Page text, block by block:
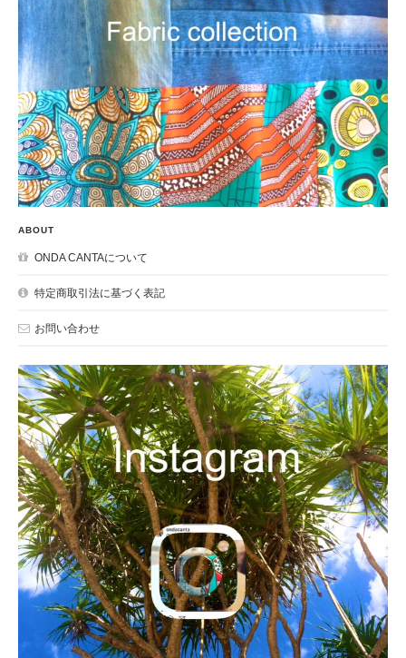
ABOUT
ONDA CANTAについて
特定商取引法に基づく表記
お問い合わせ